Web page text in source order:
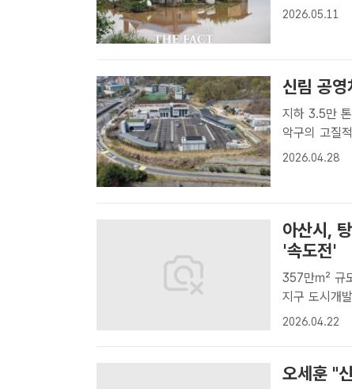
행한다. /예
2026.05.11
신림 공
지하 3.5만 톤
악구의 고질
상습 침수 피
2026.04.28
아산시,
'속도전'
357만㎡ 규모
지구 도시개
가구와 각종
2026.04.22
오세훈 "